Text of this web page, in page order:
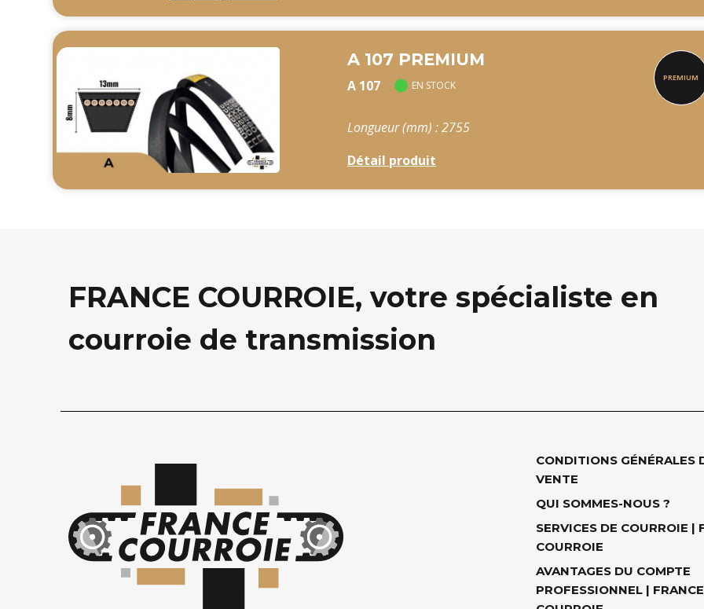
A 107 PREMIUM
A 107 EN STOCK
Longueur (mm) : 2755
Détail produit
FRANCE COURROIE, votre spécialiste en
courroie de transmission
CONDITIONS GÉNÉRALES
VENTE
QUI SOMMES-NOUS ?
SERVICES DE COURROIE |
COURROIE
AVANTAGES DU COMPTE
PROFESSIONNEL | FRANCE